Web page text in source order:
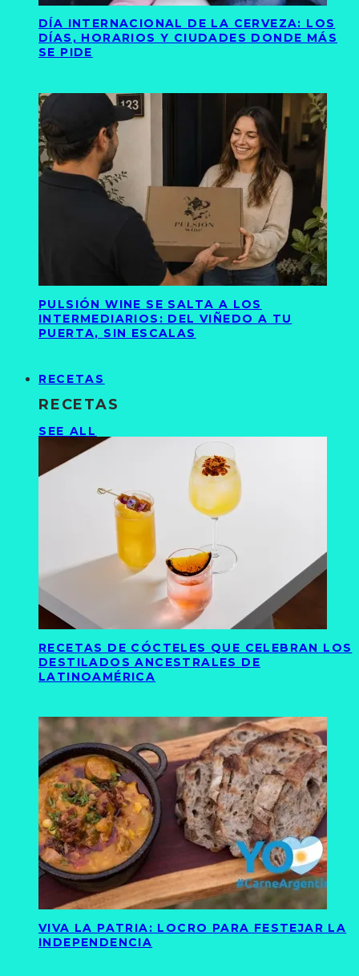
DÍA INTERNACIONAL DE LA CERVEZA: LOS
DÍAS, HORARIOS Y CIUDADES DONDE MÁS
SE PIDE
PULSIÓN WINE SE SALTA A LOS
INTERMEDIARIOS: DEL VIÑEDO A TU
PUERTA, SIN ESCALAS
RECETAS
RECETAS
SEE ALL
RECETAS DE CÓCTELES QUE CELEBRAN LOS
DESTILADOS ANCESTRALES DE
LATINOAMÉRICA
VIVA LA PATRIA: LOCRO PARA FESTEJAR LA
INDEPENDENCIA